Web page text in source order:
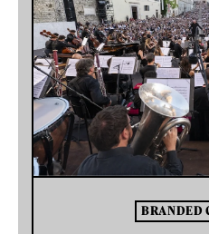
BRANDED